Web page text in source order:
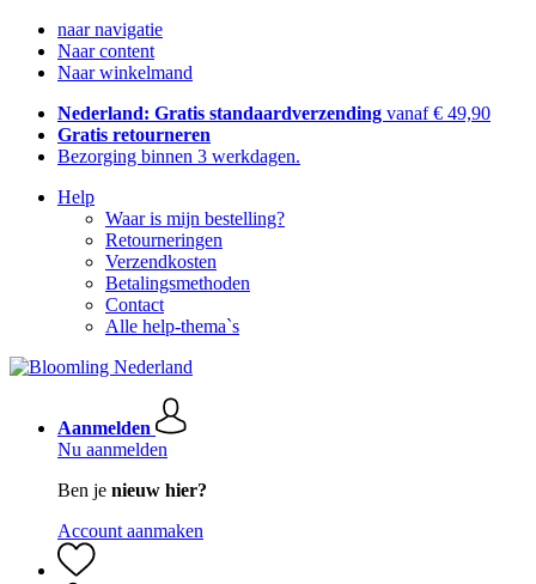
naar navigatie
Naar content
Naar winkelmand
Nederland: Gratis standaardverzending vanaf € 49,90
Gratis retourneren
Bezorging binnen 3 werkdagen.
Help
Waar is mijn bestelling?
Retourneringen
Verzendkosten
Betalingsmethoden
Contact
Alle help-thema`s
Aanmelden
Nu aanmelden
Ben je nieuw hier?
Account aanmaken